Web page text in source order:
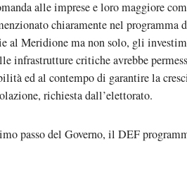
alle imprese e loro maggiore
chiaramente nel programma
al Meridione ma non solo, gli
infrastrutture critiche avrebbe
ed al contempo di garantire la
richiesta dall’elettorato.
passo del Governo, il DEF